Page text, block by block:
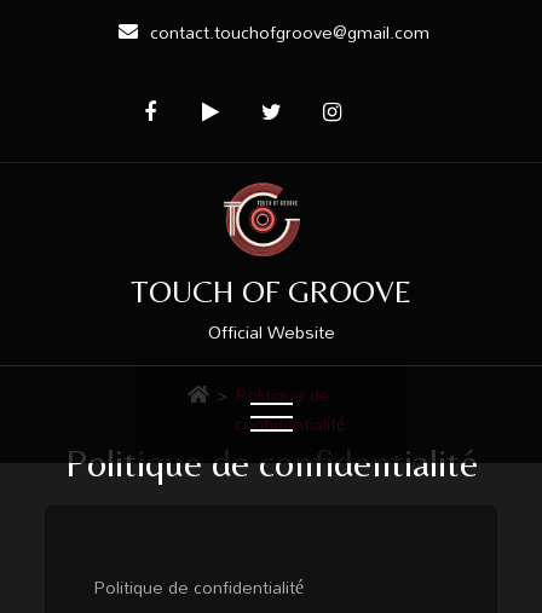
contact.touchofgroove@gmail.com
TOUCH OF GROOVE
Official Website
Politique de confidentialité
> Politique de
confidentialité
Politique de confidentialité